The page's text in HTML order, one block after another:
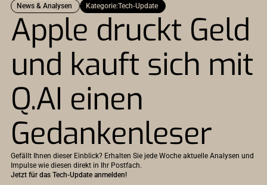
News & Analysen Kategorie:Tech-Update
Apple druckt Geld
und kauft sich mit
Q.AI einen
Gedankenleser
Gefällt Ihnen dieser Einblick? Erhalten Sie jede Woche aktuelle Analysen und
Impulse wie diesen direkt in Ihr Postfach.
Jetzt für das Tech-Update anmelden!